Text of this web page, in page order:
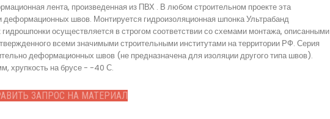
лента, произведенная из ПВХ . В любом строительном проекте эта
швов. Монтируется гидроизоляционная шпонка Ультрабанд
осуществляется в строгом соответствии со схемами монтажа, описанными
всеми значимыми строительными институтами на территории РФ. Серия
деформационных швов (не предназначена для изоляции другого типа швов).
хрупкость на брусе - -40 С.
ЗАПРОС НА МАТЕРИАЛ